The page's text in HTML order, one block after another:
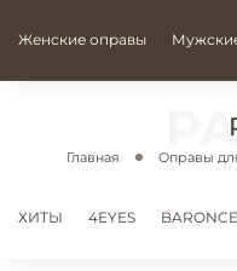
Женские оправы
Главная Оправы
ХИТЫ 4EYES